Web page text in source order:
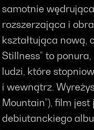
samotnie
rozszerzająca i
kształtująca nową,
Stillness” to
ludzi, które
i wewnątrz.
Mountain”), film
debiutanckiego